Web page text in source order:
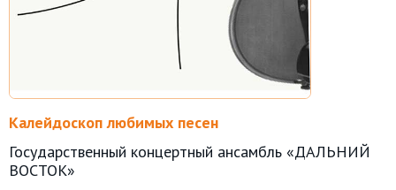
Калейдоскоп любимых песен
Государственный концертный ансамбль «ДАЛЬНИЙ
ВОСТОК»